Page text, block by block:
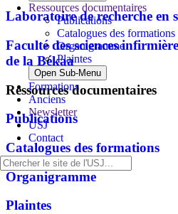
Ressources documentaires
Publications
Catalogues des formations
Organigramme
Plaintes
Open Sub-Menu
Formations
Anciens
Newsletter
USJ
Contact
Laboratoire de recherche en
Faculté des sciences
de la Békaa
Ressources documentaires
Publications
Catalogues des formations
Organigramme
Plaintes